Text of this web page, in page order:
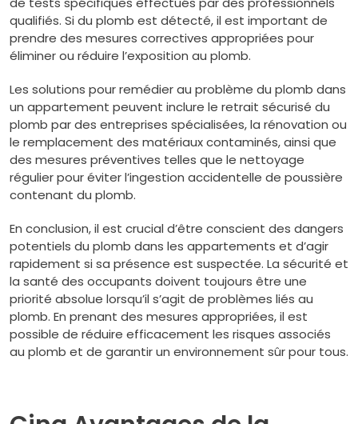
qualifiés. Si du plomb est détecté, il est important de
prendre des mesures correctives appropriées pour
éliminer ou réduire l’exposition au plomb.
Les solutions pour remédier au problème du plomb dans
un appartement peuvent inclure le retrait sécurisé du
plomb par des entreprises spécialisées, la rénovation ou
le remplacement des matériaux contaminés, ainsi que
des mesures préventives telles que le nettoyage
régulier pour éviter l’ingestion accidentelle de poussière
contenant du plomb.
En conclusion, il est crucial d’être conscient des dangers
potentiels du plomb dans les appartements et d’agir
rapidement si sa présence est suspectée. La sécurité et
la santé des occupants doivent toujours être une
priorité absolue lorsqu’il s’agit de problèmes liés au
plomb. En prenant des mesures appropriées, il est
possible de réduire efficacement les risques associés
au plomb et de garantir un environnement sûr pour tous.